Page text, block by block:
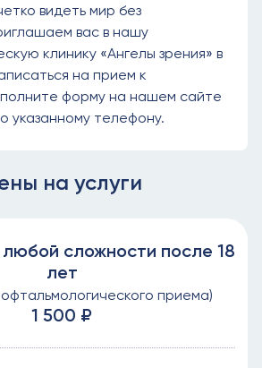
видеть мир без
вас в нашу
клинику «Ангелы зрения» в
на прием к
форму на нашем сайте
указанному телефону.
на услуги
сложности после 18
лет
приема)
1 500 ₽